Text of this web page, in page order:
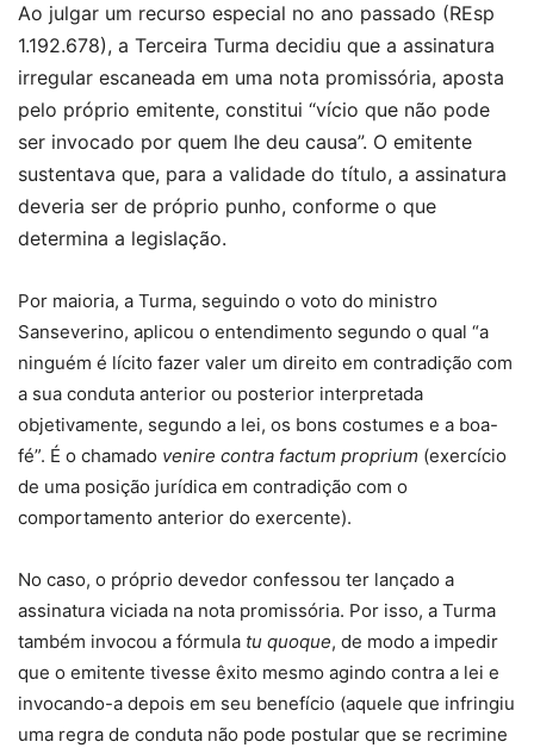
Ao julgar um recurso especial no ano passado (REsp
1.192.678), a Terceira Turma decidiu que a assinatura
irregular escaneada em uma nota promissória, aposta
pelo próprio emitente, constitui “vício que não pode
ser invocado por quem lhe deu causa”. O emitente
sustentava que, para a validade do título, a assinatura
deveria ser de próprio punho, conforme o que
determina a legislação.
Por maioria, a Turma, seguindo o voto do ministro
Sanseverino, aplicou o entendimento segundo o qual “a
ninguém é lícito fazer valer um direito em contradição com
a sua conduta anterior ou posterior interpretada
objetivamente, segundo a lei, os bons costumes e a boa-
fé”. É o chamado venire contra factum proprium (exercício
de uma posição jurídica em contradição com o
comportamento anterior do exercente).
No caso, o próprio devedor confessou ter lançado a
assinatura viciada na nota promissória. Por isso, a Turma
também invocou a fórmula tu quoque, de modo a impedir
que o emitente tivesse êxito mesmo agindo contra a lei e
invocando-a depois em seu benefício (aquele que infringiu
uma regra de conduta não pode postular que se recrimine